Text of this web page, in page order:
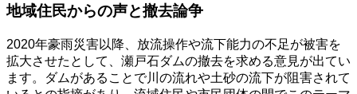
地域住民からの声と撤去論争
2020年豪雨災害以降、放流操作や流下能力の不足が被害を
拡大させたとして、瀬戸石ダムの撤去を求める意見が出てい
ます。ダムがあることで川の流れや土砂の流下が阻害されて